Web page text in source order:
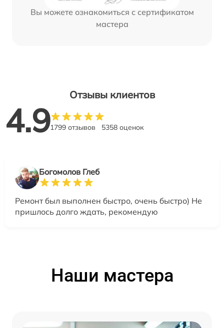
Вы можете ознакомиться с сертификатом
мастера
Отзывы клиентов
4.91799 отзывов 5358 оценок
Богомолов Глеб
Ремонт был выполнен быстро, очень быстро) Не
пришлось долго ждать, рекомендую
Наши мастера